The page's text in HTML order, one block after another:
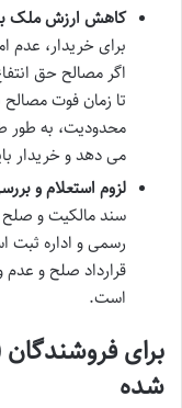
کاهش ارزش ملک
برای خریدار، عدم
اگر مصالح حق
تا زمان فوت مصالح
محدودیت، به طور
می دهد و خریدار
لزوم استعلام و
سند مالکیت و صلح
رسمی و اداره ثبت
قرارداد صلح و عدم
است.
برای
شده